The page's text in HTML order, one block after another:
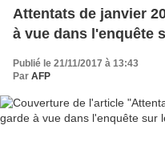
Attentats de janvier
à vue dans l'enquête
Publié le 21/11/2017 à 13:43
Par AFP